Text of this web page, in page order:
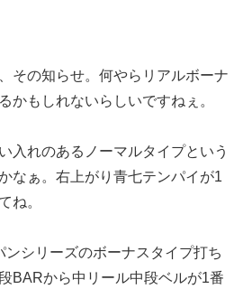
その知らせ。何やらリアルボーナ
かもしれないらしいですねぇ。
入れのあるノーマルタイプという
なぁ。右上がり青七テンパイが1
ね。
ンシリーズのボーナスタイプ打ち
BARから中リール中段ベルが1番